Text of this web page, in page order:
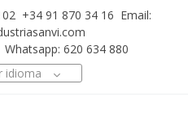
+34 91 870 34 16 Email:
Whatsapp: 620 634 880
idioma